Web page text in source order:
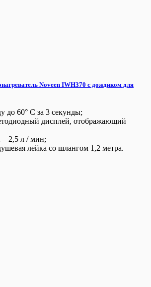
Noveen IWH370 с дождиком для
до 60° С за 3 секунды;
дисплей, отображающий
– 2,5 л / мин;
лейка со шлангом 1,2 метра.